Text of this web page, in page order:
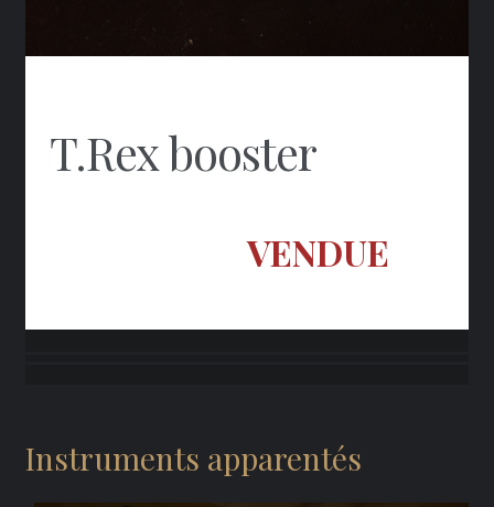
T.Rex booster
VENDUE
Instruments apparentés